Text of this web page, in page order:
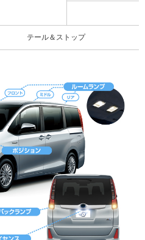
テール＆ストップ